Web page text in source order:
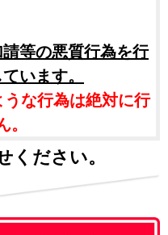
等の悪質行為を行
います。
な行為は絶対に行
。
ください。